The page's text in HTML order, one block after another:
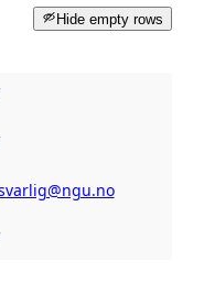
Hide empty rows